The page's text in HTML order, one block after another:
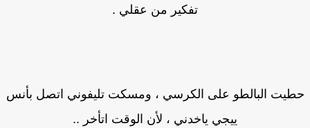
تفكير من عقلي .
البالطو على الكرسي ، ومسكت تليفوني اتصل بأنس
ييجي ياخدني ، لأن الوقت اتأخر ..